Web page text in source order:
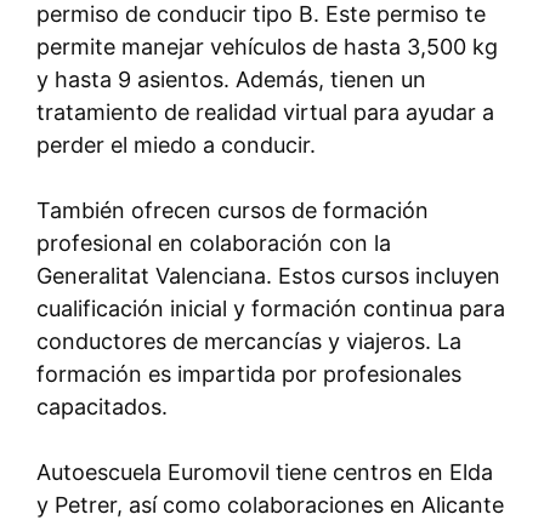
permiso de conducir tipo B. Este permiso te
permite manejar vehículos de hasta 3,500 kg
y hasta 9 asientos. Además, tienen un
tratamiento de realidad virtual para ayudar a
perder el miedo a conducir.
También ofrecen cursos de formación
profesional en colaboración con la
Generalitat Valenciana. Estos cursos incluyen
cualificación inicial y formación continua para
conductores de mercancías y viajeros. La
formación es impartida por profesionales
capacitados.
Autoescuela Euromovil tiene centros en Elda
y Petrer, así como colaboraciones en Alicante